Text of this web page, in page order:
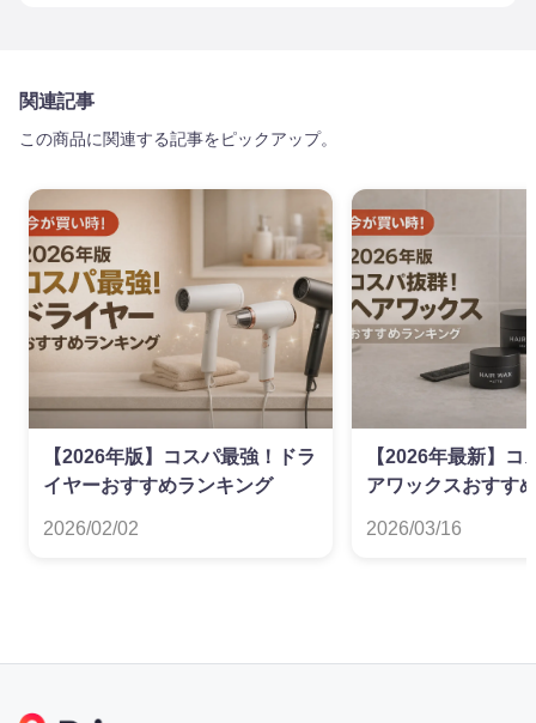
関連記事
この商品に関連する記事をピックアップ。
【2026年版】コスパ最強！ドラ
イヤーおすすめランキング
2026/02/02
【2026年最新】コ
アワックスおすす
2026/03/16